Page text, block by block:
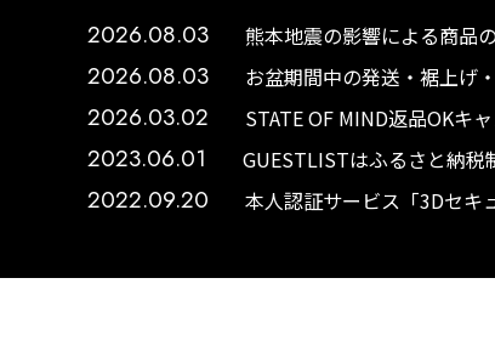
2026.08.03 熊本地震の影響による商品
2026.08.03 お盆期間中の発送・裾上げ
2026.03.02 STATE OF MIND返品OKキ
2023.06.01 GUESTLISTはふるさと納税
2022.09.20 本人認証サービス「3Dセキ